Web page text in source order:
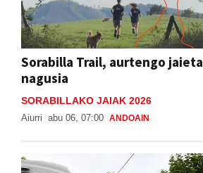
Sorabilla Trail, aurtengo
nagusia
SORABILLAKO JAIAK 2026
Aiurri abu 06, 07:00 ANDOAIN